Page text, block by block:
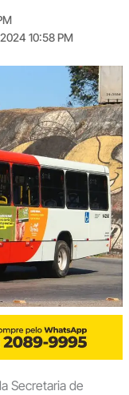
10:58 PM
Secretaria de